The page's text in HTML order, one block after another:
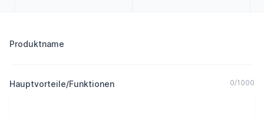
Produktname
Hauptvorteile/Funktionen 0/1000